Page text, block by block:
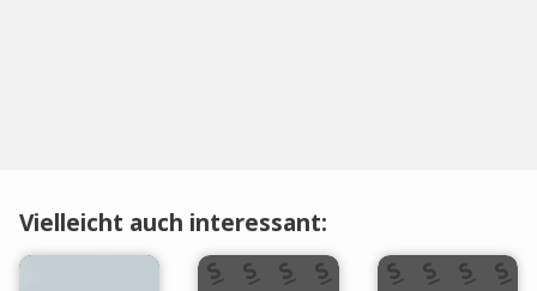
Vielleicht auch interessant: